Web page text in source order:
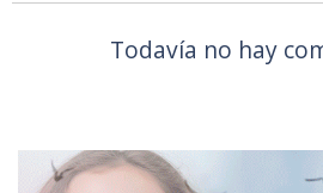
Todavía no hay